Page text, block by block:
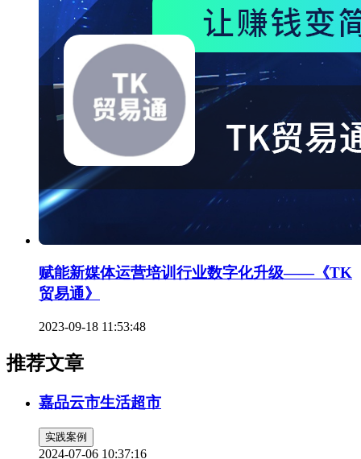
赋能新媒体运营培训行业数字化升级——《TK
贸易通》
2023-09-18 11:53:48
推荐文章
嘉品云市生活超市
实践案例
2024-07-06 10:37:16